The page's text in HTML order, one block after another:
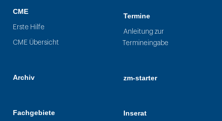
CME
Erste Hilfe
CME Übersicht
Archiv
Fachgebiete
Termine
Anleitung zur
Termineingabe
zm-starter
Inserat